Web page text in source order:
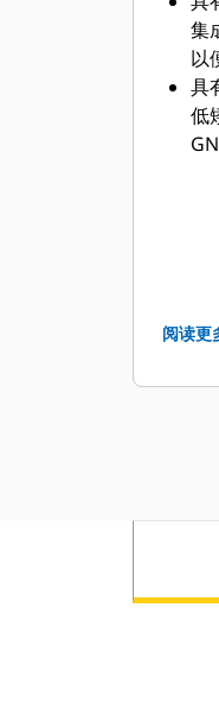
集
以
具
低
向
阅读更